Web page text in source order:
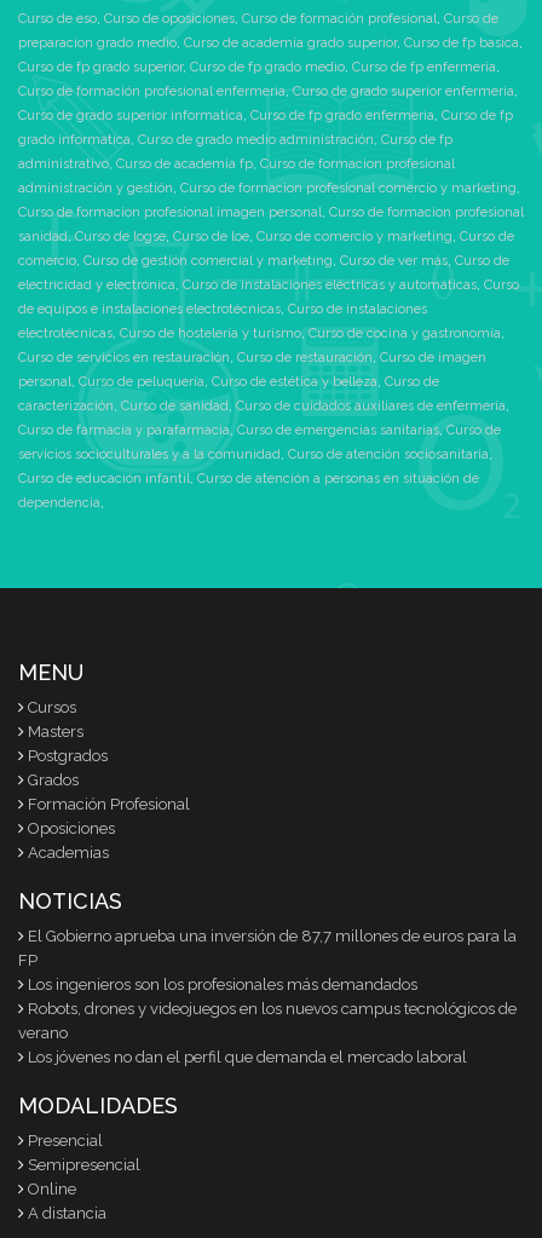
Curso de eso, Curso de oposiciones, Curso de formación profesional, Curso de
preparacion grado medio, Curso de academia grado superior, Curso de fp basica,
Curso de fp grado superior, Curso de fp grado medio, Curso de fp enfermeria,
Curso de formación profesional enfermeria,Curso de grado superior enfermeria,
Curso de grado superior informatica, Curso de fp grado enfermeria, Curso de fp
grado informatica, Curso de grado medio administración, Curso de fp
administrativo, Curso de academia fp, Curso de formacion profesional
administración y gestión, Curso de formacion profesional comercio y marketing,
Curso de formacion profesional imagen personal, Curso de formacion profesional
sanidad,Curso de logse, Curso de loe, Curso de comercio y marketing, Curso de
comercio, Curso de gestión comercial y marketing, Curso de ver más, Curso de
electricidad y electrónica, Curso de instalaciones eléctricas y automáticas, Curso
de equipos e instalaciones electrotécnicas, Curso de instalaciones
electrotécnicas, Curso de hostelería y turismo,Curso de cocina y gastronomía,
Curso de servicios en restauración, Curso de restauración, Curso de imagen
personal, Curso de peluquería, Curso de estética y belleza, Curso de
caracterización, Curso de sanidad, Curso de cuidados auxiliares de enfermería,
Curso de farmacia y parafarmacia,Curso de emergencias sanitarias,Curso de
servicios socioculturales y a la comunidad, Curso de atención sociosanitaria,
Curso de educación infantil, Curso de atención a personas en situación de
dependencia,
MENU
Cursos
Masters
Postgrados
Grados
Formación Profesional
Oposiciones
Academias
NOTICIAS
El Gobierno aprueba una inversión de 87,7 millones de euros para la
FP
Los ingenieros son los profesionales más demandados
Robots, drones y videojuegos en los nuevos campus tecnológicos de
verano
Los jóvenes no dan el perfil que demanda el mercado laboral
MODALIDADES
Presencial
Semipresencial
Online
A distancia